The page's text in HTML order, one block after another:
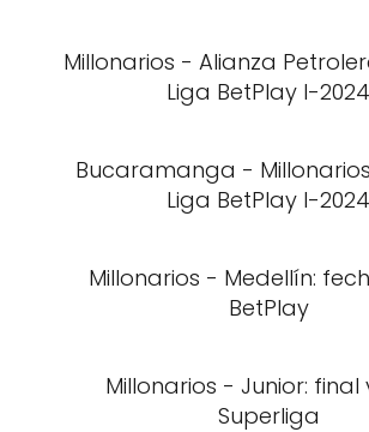
Millonarios - Alianza
Liga BetPlay I-2024
Bucaramanga -
Liga BetPlay I-2024
Millonarios - Medellín:
BetPlay
Millonarios - Junior: final
Superliga